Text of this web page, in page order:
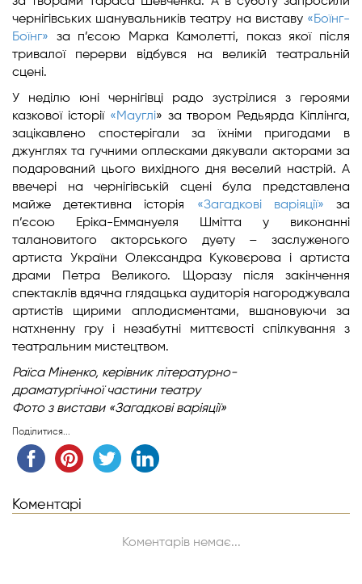
чернігівських шанувальників театру на виставу «Боїнг-
Боїнг» за п’єсою Марка Камолетті, показ якої після
тривалої перерви відбувся на великій театральній
сцені.
У неділю юні чернігівці радо зустрілися з героями
казкової історії «Мауглі» за твором Редьярда Кіплінга,
зацікавлено спостерігали за їхніми пригодами в
джунглях та гучними оплесками дякували акторами за
подарований цього вихідного дня веселий настрій. А
ввечері на чернігівській сцені була представлена
майже детективна історія «Загадкові варіяції» за
п’єсою Еріка-Еммануеля Шмітта у виконанні
талановитого акторського дуету – заслуженого
артиста України Олександра Куковєрова і артиста
драми Петра Великого. Щоразу після закінчення
спектаклів вдячна глядацька аудиторія нагороджувала
артистів щирими аплодисментами, вшановуючи за
натхненну гру і незабутні миттєвості спілкування з
театральним мистецтвом.
Раїса Міненко, керівник літературно-
драматургічноїчастини театру
Фото з вистави «Загадкові варіяції»
Поділитися...
Коментарі
Коментарів немає...